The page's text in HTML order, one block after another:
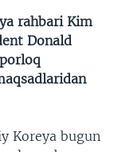
rahbari Kim
Donald
Koreya bugun